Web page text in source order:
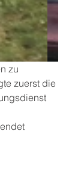
zu
zuerst die